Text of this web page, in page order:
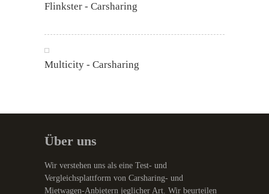
Flinkster - Carsharing
Multicity - Carsharing
Über uns
Wir verstehen uns als eine Test- und
Vergleichsplattform von Carsharing- und
Mietwagen-Anbietern jeglicher Art. Wir beurteilen